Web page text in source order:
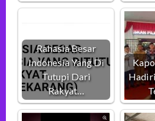
Rahasia Besar
Indonesia Yang Di
Tutupi Dari
Rakyat…